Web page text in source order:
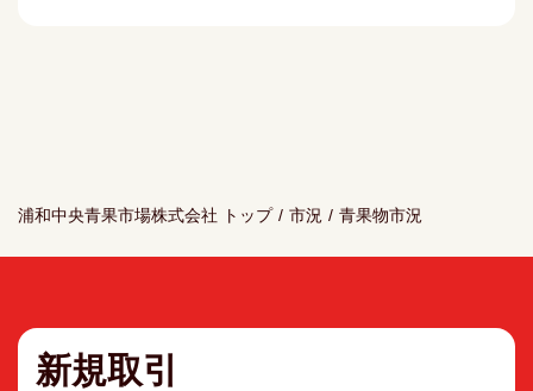
浦和中央青果市場株式会社 トップ / 市況 / 青果物市況
新規取引